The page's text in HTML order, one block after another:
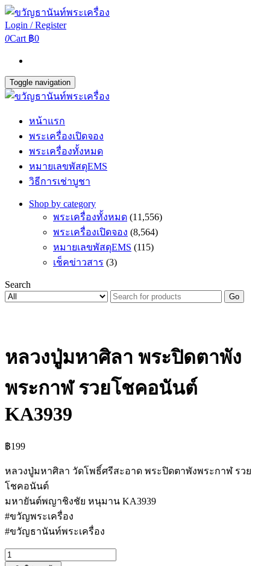
Login / Register
0Cart ฿0
Toggle navigation
หน้าแรก
พระเครื่องเปิดจอง
พระเครื่องทั้งหมด
หมายเลขพัสดุEMS
วิธีการเช่าบูชา
Shop by category
พระเครื่องทั้งหมด (11,556)
พระเครื่องเปิดจอง (8,564)
หมายเลขพัสดุEMS (115)
เช็คข่าวสาร (3)
Search
Go
หลวงปู่มหาศิลา พระปิดตาพัง
พระกาฬ รวยโชคอนันต์
KA3939
฿199
หลวงปู่มหาศิลา วัดโพธิ์ศรีสะอาด พระปิดตาพังพระกาฬ รวย
โชคอนันต์
มหายันต์พญาชิงชัย หนุมาน KA3939
#ขวัญพระเครื่อง
#ขวัญธานันท์พระเครื่อง
จำนวน